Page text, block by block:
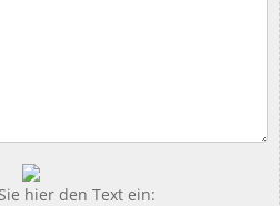
hier den Text ein: